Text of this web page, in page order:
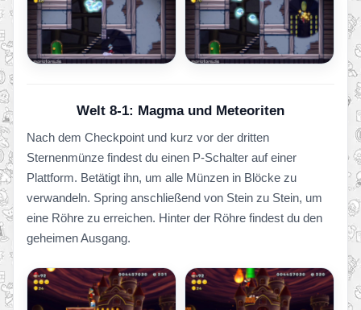
Welt 8-1: Magma und Meteoriten
Nach dem Checkpoint und kurz vor der dritten
Sternenmünze findest du einen P-Schalter auf einer
Plattform. Betätigt ihn, um alle Münzen in Blöcke zu
verwandeln. Spring anschließend von Stein zu Stein, um
eine Röhre zu erreichen. Hinter der Röhre findest du den
geheimen Ausgang.